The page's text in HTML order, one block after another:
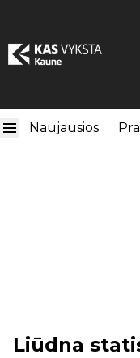
Naujausios
Liūdna